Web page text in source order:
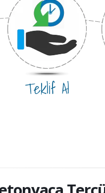
Teklif Al